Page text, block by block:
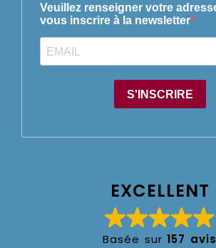
EXCELLENT
Basée sur157 avis